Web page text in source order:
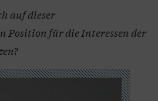
auf dieser
Position für die Interessen der